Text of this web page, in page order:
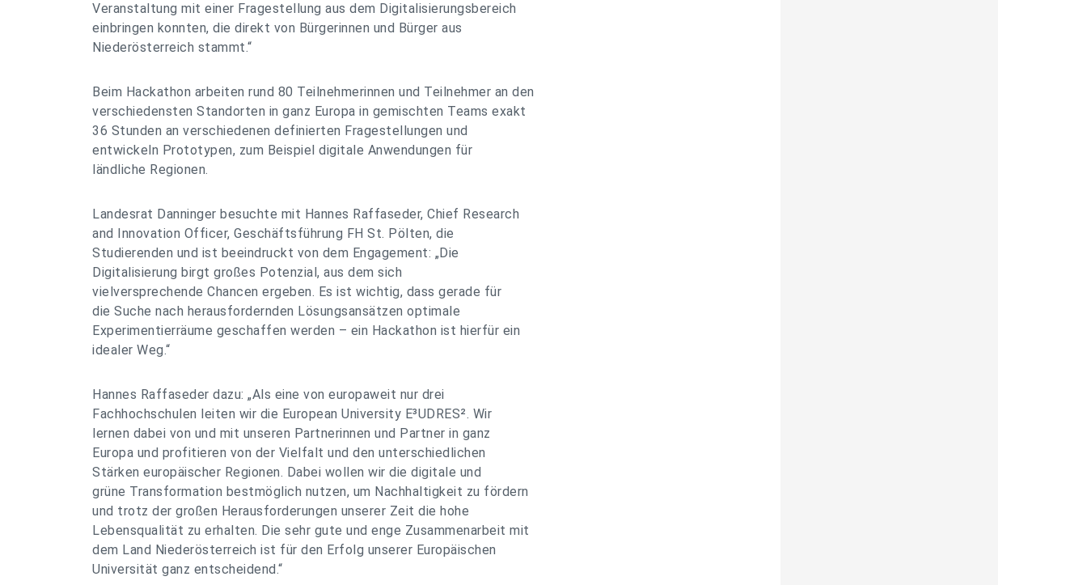
Veranstaltung mit einer Fragestellung aus dem Digitalisierungsbereich
einbringen konnten, die direkt von Bürgerinnen und Bürger aus
Niederösterreich stammt.“
Beim Hackathon arbeiten rund 80 Teilnehmerinnen und Teilnehmer an den
verschiedensten Standorten in ganz Europa in gemischten Teams exakt
36 Stunden an verschiedenen definierten Fragestellungen und
entwickeln Prototypen, zum Beispiel digitale Anwendungen für
ländliche Regionen.
Landesrat Danninger besuchte mit Hannes Raffaseder, Chief Research
and Innovation Officer, Geschäftsführung FH St. Pölten, die
Studierenden und ist beeindruckt von dem Engagement: „Die
Digitalisierung birgt großes Potenzial, aus dem sich
vielversprechende Chancen ergeben. Es ist wichtig, dass gerade für
die Suche nach herausfordernden Lösungsansätzen optimale
Experimentierräume geschaffen werden – ein Hackathon ist hierfür ein
idealer Weg.“
Hannes Raffaseder dazu: „Als eine von europaweit nur drei
Fachhochschulen leiten wir die European University E³UDRES². Wir
lernen dabei von und mit unseren Partnerinnen und Partner in ganz
Europa und profitieren von der Vielfalt und den unterschiedlichen
Stärken europäischer Regionen. Dabei wollen wir die digitale und
grüne Transformation bestmöglich nutzen, um Nachhaltigkeit zu fördern
und trotz der großen Herausforderungen unserer Zeit die hohe
Lebensqualität zu erhalten. Die sehr gute und enge Zusammenarbeit mit
dem Land Niederösterreich ist für den Erfolg unserer Europäischen
Universität ganz entscheidend.“